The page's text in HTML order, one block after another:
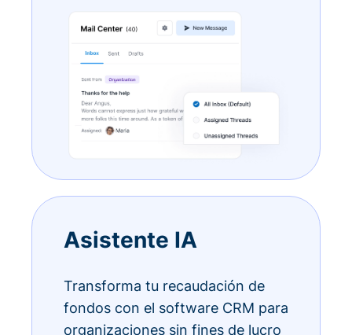
Asistente IA
Transforma tu recaudación de
fondos con el software CRM para
organizaciones sin fines de lucro